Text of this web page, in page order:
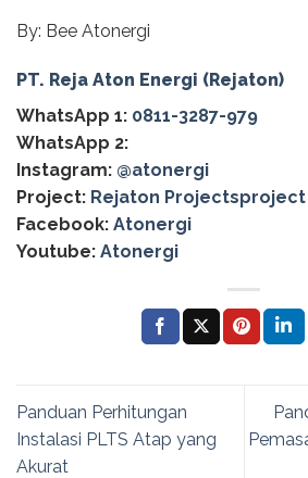
By: Bee Atonergi
PT. Reja Aton Energi (Rejaton)
WhatsApp 1: 0811-3287-979
WhatsApp 2:
Instagram: @‌atonergi
Project: Rejaton Projectsproject
Facebook: Atonergi
Youtube: Atonergi
Panduan Perhitungan
Instalasi PLTS Atap yang
Akurat